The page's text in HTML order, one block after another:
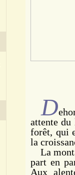
D
attente
forêt, qui
la
La
part en
Aux